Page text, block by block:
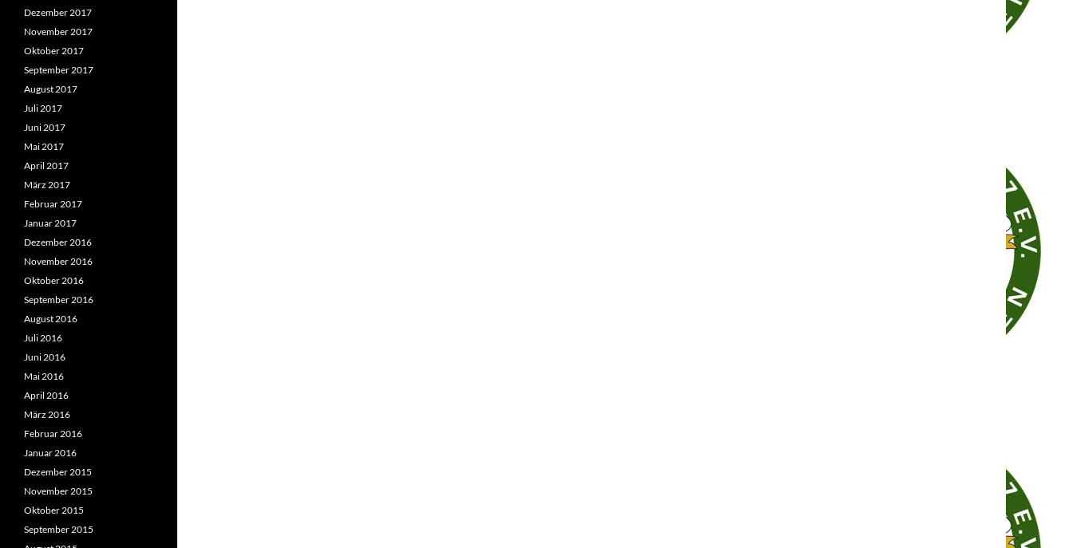
Dezember 2017
November 2017
Oktober 2017
September 2017
August 2017
Juli 2017
Juni 2017
Mai 2017
April 2017
März 2017
Februar 2017
Januar 2017
Dezember 2016
November 2016
Oktober 2016
September 2016
August 2016
Juli 2016
Juni 2016
Mai 2016
April 2016
März 2016
Februar 2016
Januar 2016
Dezember 2015
November 2015
Oktober 2015
September 2015